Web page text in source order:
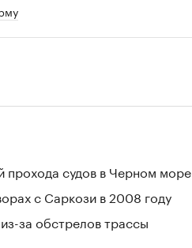
прохода судов в Черном море
с Саркози в 2008 году
за обстрелов трассы